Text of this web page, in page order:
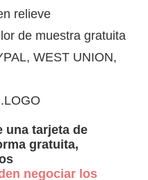
relieve
de muestra gratuita
WEST UNION,
una tarjeta de
gratuita,
negociar los